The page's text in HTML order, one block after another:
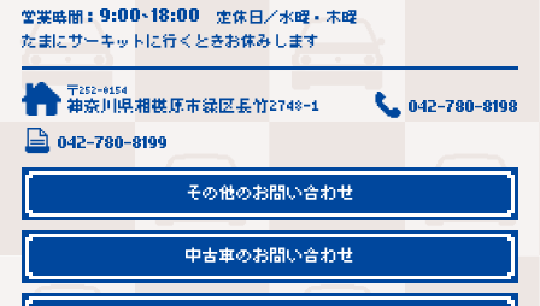
営業時間： 9:00~18:00
定休日／水曜・木曜
たまにサーキットに行くときお休みします
〒252-0154
神奈川県相模原市緑区長竹2748-1 042-780-8198
042-780-8199
その他のお問い合わせ
中古車のお問い合わせ